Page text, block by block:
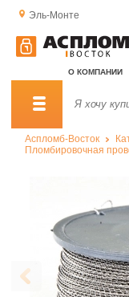
Эль-Монте
О КОМПАНИИ
Аспломб-Восток
Пломбировочная